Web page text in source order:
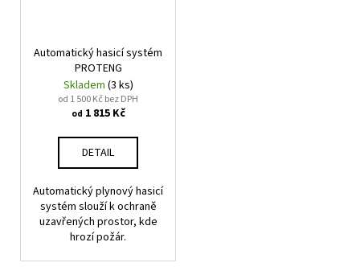
Automatický hasicí systém
PROTENG
Skladem (3 ks)
od 1 500 Kč bez DPH
od 1 815 Kč
DETAIL
Automatický plynový hasicí
systém slouží k ochraně
uzavřených prostor, kde
hrozí požár.